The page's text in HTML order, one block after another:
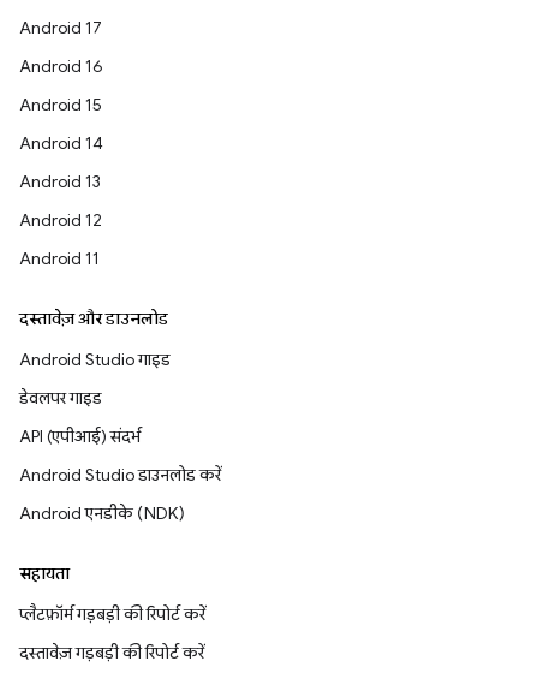
Android 17
Android 16
Android 15
Android 14
Android 13
Android 12
Android 11
दस्तावेज़ और डाउनलोड
Android Studio गाइड
डेवलपर गाइड
API (एपीआई) संदर्भ
Android Studio डाउनलोड करें
Android एनडीके (NDK)
सहायता
प्लैटफ़ॉर्म गड़बड़ी की रिपोर्ट करें
दस्तावेज़ गड़बड़ी की रिपोर्ट करें